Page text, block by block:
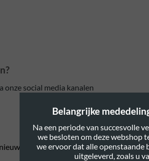
onze social media kanalen
Belangrijke
Na een periode van succesvolle
we besloten om deze webshop
we ervoor dat alle openstaande
uitgeleverd, zoals u